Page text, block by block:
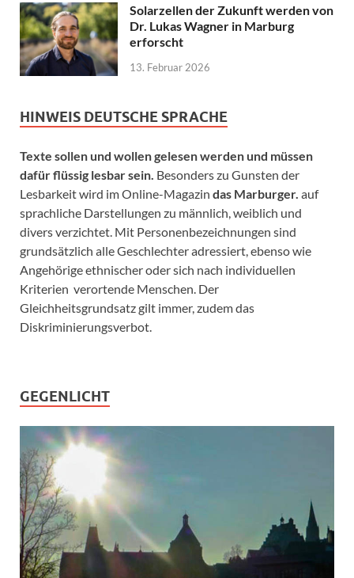
Solarzellen der Zukunft werden von
Dr. Lukas Wagner in Marburg
erforscht
13. Februar 2026
HINWEIS DEUTSCHE SPRACHE
Texte sollen und wollen gelesen werden und müssen
dafür flüssig lesbar sein. Besonders zu Gunsten der
Lesbarkeit wird im Online-Magazin das Marburger. auf
sprachliche Darstellungen zu männlich, weiblich und
divers verzichtet. Mit Personenbezeichnungen sind
grundsätzlich alle Geschlechter adressiert, ebenso wie
Angehörige ethnischer oder sich nach individuellen
Kriterien verortende Menschen. Der
Gleichheitsgrundsatz gilt immer, zudem das
Diskriminierungsverbot.
GEGENLICHT